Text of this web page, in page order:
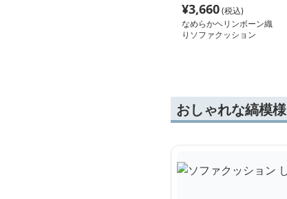
¥3,660(税込)
なめらかヘリンボーン織
りソファクッション
おしゃれな縞模